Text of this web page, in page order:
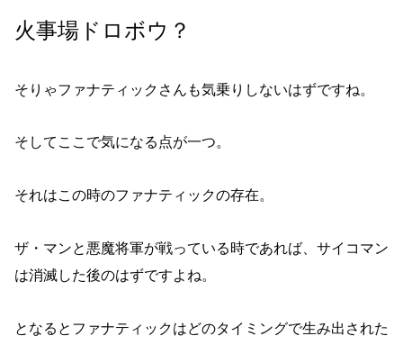
火事場ドロボウ？
そりゃファナティックさんも気乗りしないはずですね。
そしてここで気になる点が一つ。
それはこの時のファナティックの存在。
ザ・マンと悪魔将軍が戦っている時であれば、サイコマン
は消滅した後のはずですよね。
となるとファナティックはどのタイミングで生み出された